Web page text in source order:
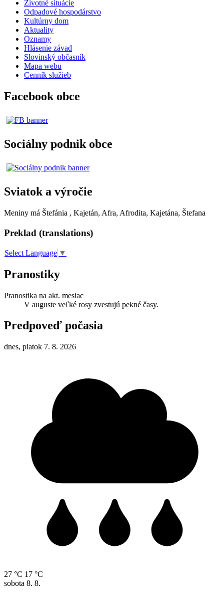
Životné situácie
Odpadové hospodárstvo
Kultúrny dom
Aktuality
Oznamy
Hlásenie závad
Slovinský občasník
Mapa webu
Cenník služieb
Facebook obce
Sociálny podnik obce
Sviatok a výročie
Meniny má Štefánia , Kajetán, Afra, Afrodita, Kajetána, Štefana
Preklad (translations)
Select Language ▼
Pranostiky
Pranostika na akt. mesiac
V auguste veľké rosy zvestujú pekné časy.
Predpoveď počasia
dnes, piatok 7. 8. 2026
27 °C 17 °C
sobota 8. 8.